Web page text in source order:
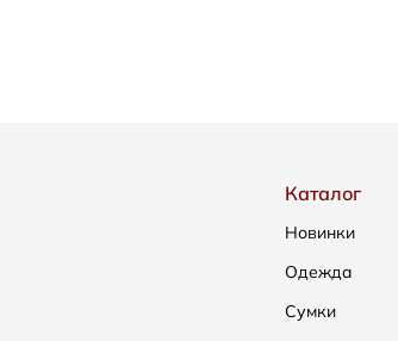
Каталог
Новинки
Одежда
Сумки